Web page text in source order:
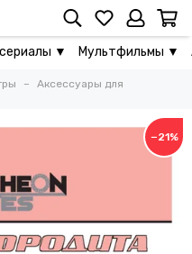
▼ Мультфильмы ▼
Аксессуары для
−21%